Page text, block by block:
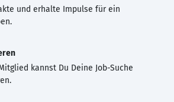
und erhalte Impulse für ein
kannst Du Deine Job-Suche